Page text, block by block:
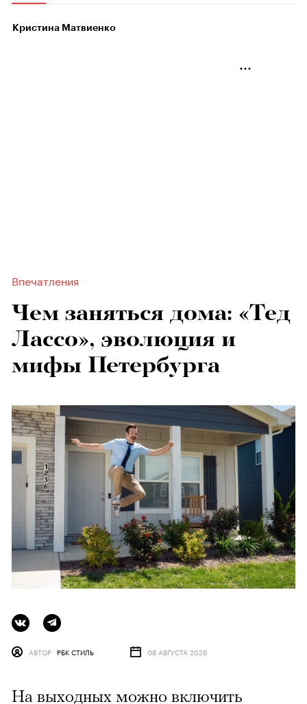
Кристина Матвиенко
Впечатления
Чем заняться дома: «Тед
Лассо», эволюция и
мифы Петербурга
АВТОР РБК СТИЛЬ 08 АВГУСТА 2026
На выходных можно включить